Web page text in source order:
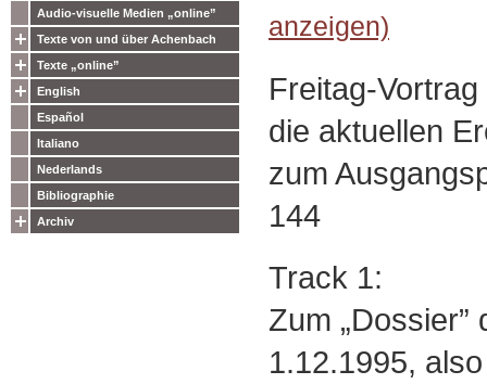
Audio-visuelle Medien „online”
Texte von und über Achenbach
Texte „online”
English
Español
Italiano
Nederlands
Bibliographie
Archiv
anzeigen)
Freitag-
die aktuellen
zum
144
Track 1:
Zum „Dossier”
1.12.1995,